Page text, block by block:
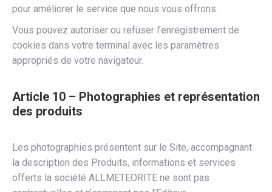
pour améliorer le service que nous vous offrons.
Vous pouvez autoriser ou refuser l’enregistrement de
cookies dans votre terminal avec les paramètres
appropriés de votre navigateur.
Article 10 – Photographies et représentation
des produits
Les photographies présentent sur le Site, accompagnant
la description des Produits, informations et services
offerts la société ALLMETEORITE ne sont pas